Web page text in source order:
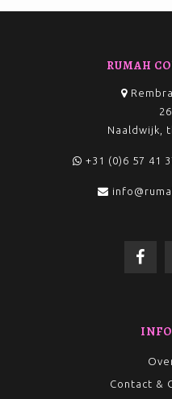
RUMAH
Naaldwijk,
+31 (0)6 57 41
Contact &